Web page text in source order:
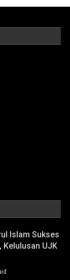
Islam Sukses
Kelulusan UJK